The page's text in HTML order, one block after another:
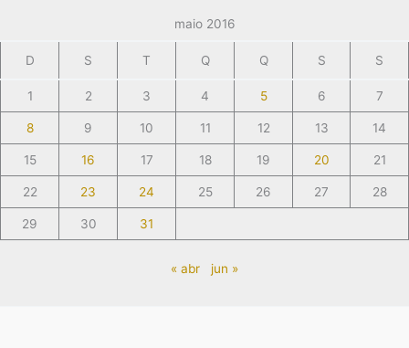
maio 2016
D S T Q Q S S
1 2 3 4 5 6 7
8 9 10 11 12 13 14
15 16 17 18 19 20 21
22 23 24 25 26 27 28
29 30 31
« abr jun »